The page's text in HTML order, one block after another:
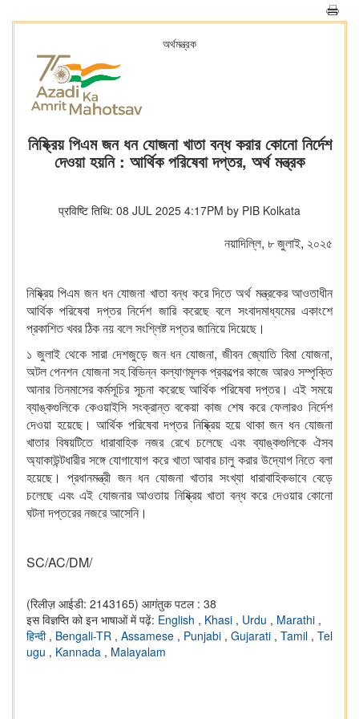
অর্থমন্ত্রক
নিষ্ক্রিয় পিএম জন ধন যোজনা খাতা বন্ধ করার কোনো নির্দেশ
দেওয়া হয়নি : আর্থিক পরিষেবা দপ্তর, অর্থ মন্ত্রক
प्रविष्टि तिथि: 08 JUL 2025 4:17PM by PIB Kolkata
নয়াদিল্লি, ৮ জুলাই, ২০২৫
নিষ্ক্রিয় পিএম জন ধন যোজনা খাতা বন্ধ করে দিতে অর্থ মন্ত্রকের আওতাধীন
আর্থিক পরিষেবা দপ্তর নির্দেশ জারি করেছে বলে সংবাদমাধ্যমের একাংশে
প্রকাশিত খবর ঠিক নয় বলে সংশ্লিষ্ট দপ্তর জানিয়ে দিয়েছে।
১ জুলাই থেকে সারা দেশজুড়ে জন ধন যোজনা, জীবন জ্যোতি বিমা যোজনা,
অটল পেনশন যোজনা সহ বিভিন্ন কল্যাণমূলক প্রকল্পের কাজে আরও সম্পৃক্তি
আনার তিনমাসের কর্মসূচির সূচনা করেছে আর্থিক পরিষেবা দপ্তর। এই সময়ে
ব্যাঙ্কগুলিকে কেওয়াইসি সংক্রান্ত বকেয়া কাজ শেষ করে ফেলারও নির্দেশ
দেওয়া হয়েছে। আর্থিক পরিষেবা দপ্তর নিষ্ক্রিয় হয়ে থাকা জন ধন যোজনা
খাতার বিষয়টিতে ধারাবাহিক নজর রেখে চলেছে এবং ব্যাঙ্কগুলিকে ঐসব
অ্যাকাউন্টধারীর সঙ্গে যোগাযোগ করে খাতা আবার চালু করার উদ্যোগ নিতে বলা
হয়েছে। প্রধানমন্ত্রী জন ধন যোজনা খাতার সংখ্যা ধারাবাহিকভাবে বেড়ে
চলেছে এবং এই যোজনার আওতায় নিষ্ক্রিয় খাতা বন্ধ করে দেওয়ার কোনো
ঘটনা দপ্তরের নজরে আসেনি।
SC/AC/DM/
(रिलीज़ आईडी: 2143165) आगंतुक पटल : 38
इस विज्ञप्ति को इन भाषाओं में पढ़ें: English , Khasi , Urdu , Marathi ,
हिन्दी , Bengali-TR , Assamese , Punjabi , Gujarati , Tamil , Tel
ugu , Kannada , Malayalam